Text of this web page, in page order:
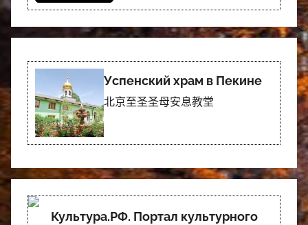
Успенский храм в Пекине
北京至圣圣母安息教堂
Культура.РФ. Портал культурного